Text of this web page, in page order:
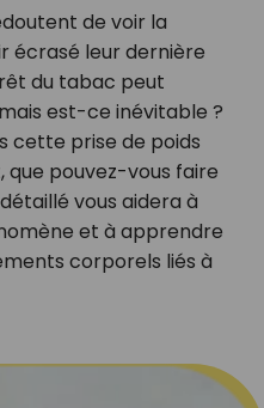
de voir la
écrasé leur dernière
du tabac peut
est-ce inévitable ?
cette prise de poids
pouvez-vous faire
vous aidera à
et à apprendre
corporels liés à